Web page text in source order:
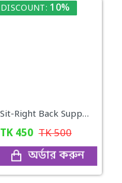
DISCOUNT: 10%
Sit-Right Back Support
TK 450 TK500
অর্ডার করুন